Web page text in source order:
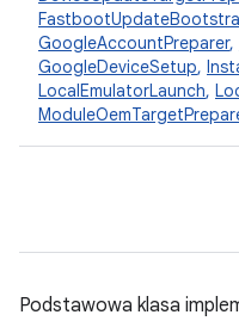
GoogleAccountPreparer,
GoogleDeviceSetup,
LocalEmulatorLaunch,
Podstawowa klasa